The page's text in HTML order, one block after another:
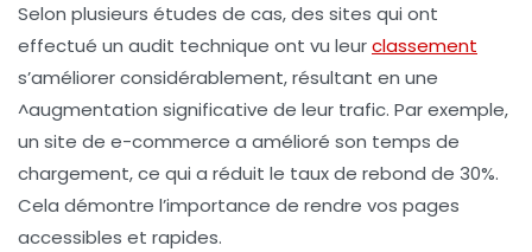
Selon plusieurs études de cas, des sites qui ont
effectué un audit technique ont vu leurclassement
s’améliorer considérablement, résultant en une
^augmentation significative de leur trafic. Par exemple,
un site de e-commerce a amélioré son temps de
chargement, ce qui a réduit le taux de rebond de 30%.
Cela démontre l’importance de rendre vos pages
accessibles et rapides.